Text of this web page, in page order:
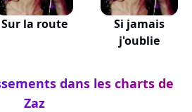
Sur la route
Si jamais
j'oublie
dans les charts de
Zaz